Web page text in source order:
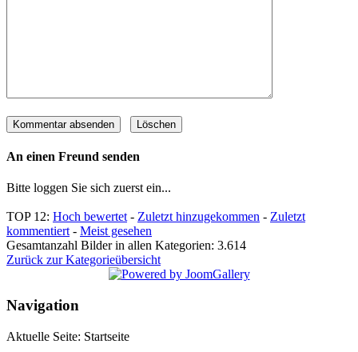
An einen Freund senden
Bitte loggen Sie sich zuerst ein...
TOP 12: Hoch bewertet - Zuletzt hinzugekommen - Zuletzt
kommentiert - Meist gesehen
Gesamtanzahl Bilder in allen Kategorien: 3.614
Zurück zur Kategorieübersicht
Navigation
Aktuelle Seite: Startseite